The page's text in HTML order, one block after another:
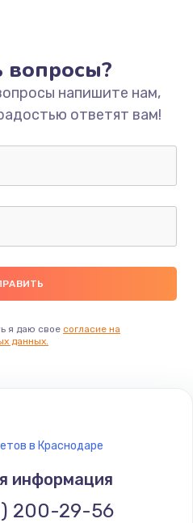
охлаждения
руб.
руб.
моста
руб.
вопросы?
напишите нам,
ответят вам!
я даю свое согласие на
данных.
в Краснодаре
информация
200-29-56